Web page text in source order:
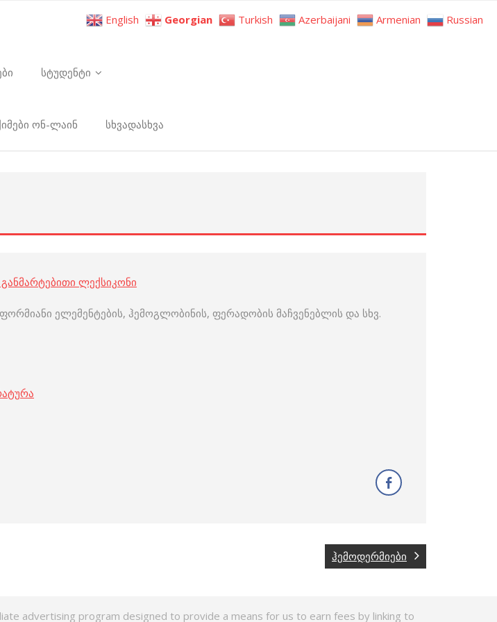
სტუდენტი
ონ-ლაინ სხვადასხვა
ლექსიკონი
ელემენტების, ჰემოგლობინის, ფერადობის მაჩვენებლის და სხვ.
ჰემოდერმიები
advertising program designed to provide a means for us to earn fees by linking to
English Georgian Turkish Azerbaijani Armenian Russian